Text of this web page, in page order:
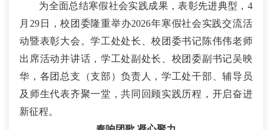
为全面总结寒假社会实践成果，表彰先进典型， 4
月29日，校团委隆重举办2026年寒假社会实践交流活
动暨表彰大会 。学工处处长、校团委书记陈伟伟老师
出席活动并讲话，学工处副处长
校团委副书记吴映
华， 各团 总支（支部）负责人，学工处干部、辅导员
及师生代表齐聚一堂，共同回顾实践历程，开启奋进
新征程。